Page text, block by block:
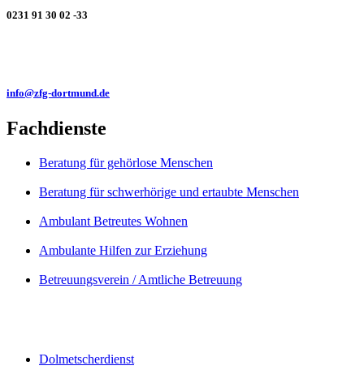
0231 91 30 02 -33
info@zfg-dortmund.de
Fachdienste
Beratung für gehörlose Menschen
Beratung für schwerhörige und ertaubte Menschen
Ambulant Betreutes Wohnen
Ambulante Hilfen zur Erziehung
Betreuungsverein / Amtliche Betreuung
Dolmetscherdienst